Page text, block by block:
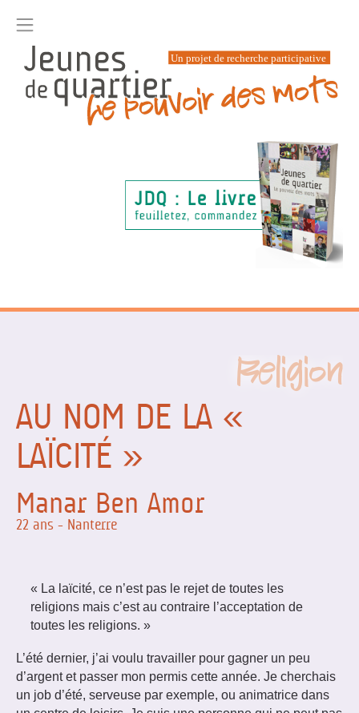
Religion
AU NOM DE LA «
LAÏCITÉ »
Manar Ben Amor
22 ans - Nanterre
« La laïcité, ce n’est pas le rejet de toutes les
religions mais c’est au contraire l’acceptation de
toutes les religions. »
L’été dernier, j’ai voulu travailler pour gagner un peu
d’argent et passer mon permis cette année. Je cherchais
un job d’été, serveuse par exemple, ou animatrice dans